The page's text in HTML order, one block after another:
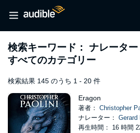
検索キーワード： ナレーター
すべてのカテゴリー
検索結果 145 のうち 1 - 20 件
Eragon
著者： Christopher
ナレーター： Gerard
再生時間： 16 時間